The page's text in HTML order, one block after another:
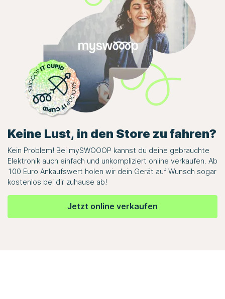
Keine Lust, in den Store zu fahren?
Kein Problem! Bei mySWOOOP kannst du deine gebrauchte
Elektronik auch einfach und unkompliziert online verkaufen. Ab
100 Euro Ankaufswert holen wir dein Gerät auf Wunsch sogar
kostenlos bei dir zuhause ab!
Jetzt online verkaufen